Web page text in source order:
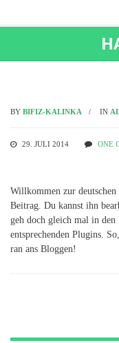
BY BIFIZ-KALINKA IN
29. JULI 2014 ONE
Willkommen zur deutschen
Beitrag. Du kannst ihn
geh doch gleich mal in
entsprechenden Plugins.
ran ans Bloggen!